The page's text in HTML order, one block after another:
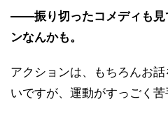
――振り切ったコメディも見
ンなんかも。
アクションは、もちろんお
いですが、運動がすっごく